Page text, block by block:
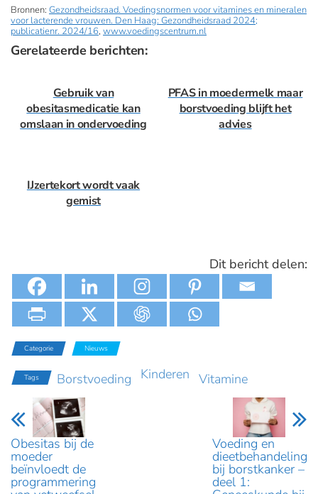
Bronnen: Gezondheidsraad. Voedingsnormen voor vitamines en mineralen
voor lacterende vrouwen. Den Haag: Gezondheidsraad 2024;
publicatienr. 2024/16, www.voedingscentrum.nl
Gerelateerde berichten:
Gebruik van
obesitasmedicatie kan
omslaan in ondervoeding
PFAS in moedermelk maar
borstvoeding blijft het
advies
IJzertekort wordt vaak
gemist
Dit bericht delen:
Categorie Nieuws
Tags Borstvoeding Kinderen Vitamine
Obesitas bij de
moeder
beïnvloedt de
programmering
Voeding en
dieetbehandeling
bij borstkanker –
deel 1: